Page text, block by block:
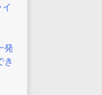
発
き